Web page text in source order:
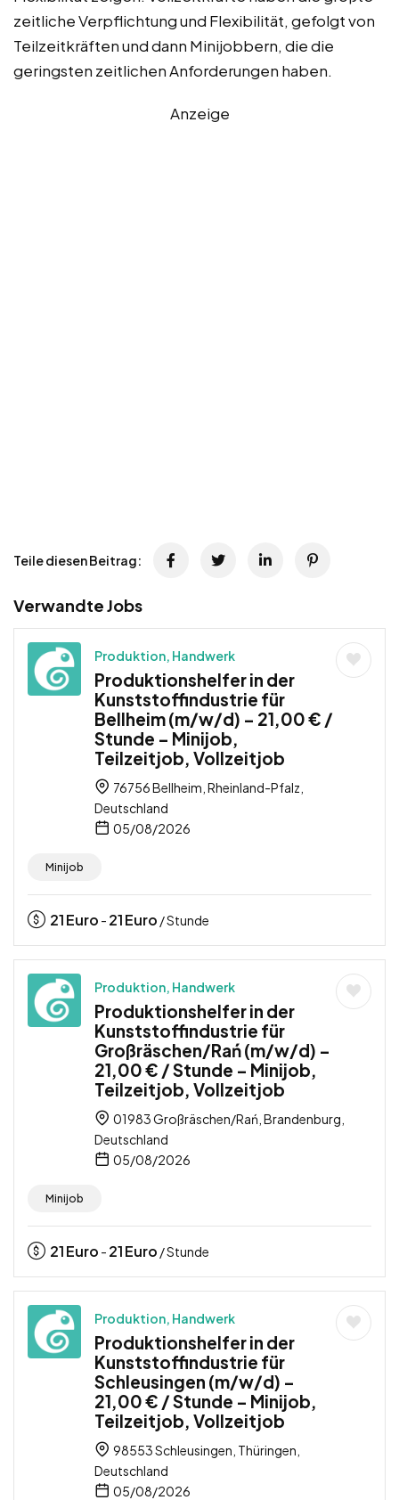
zeitliche Verpflichtung und Flexibilität, gefolgt von
Teilzeitkräften und dann Minijobbern, die die
geringsten zeitlichen Anforderungen haben.
Anzeige
Teile diesen Beitrag:
Verwandte Jobs
Produktion, Handwerk
Produktionshelfer in der
Kunststoffindustrie für
Bellheim (m/w/d) – 21,00 € /
Stunde – Minijob,
Teilzeitjob, Vollzeitjob
76756 Bellheim, Rheinland-Pfalz,
Deutschland
05/08/2026
Minijob
21Euro - 21Euro / Stunde
Produktion, Handwerk
Produktionshelfer in der
Kunststoffindustrie für
Großräschen/Rań (m/w/d) –
21,00 € / Stunde – Minijob,
Teilzeitjob, Vollzeitjob
01983 Großräschen/Rań, Brandenburg,
Deutschland
05/08/2026
Minijob
21Euro - 21Euro / Stunde
Produktion, Handwerk
Produktionshelfer in der
Kunststoffindustrie für
Schleusingen (m/w/d) –
21,00 € / Stunde – Minijob,
Teilzeitjob, Vollzeitjob
98553 Schleusingen, Thüringen,
Deutschland
05/08/2026